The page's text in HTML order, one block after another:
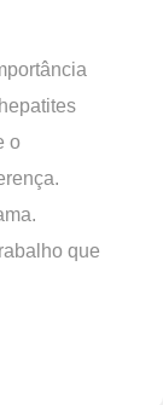
o
que